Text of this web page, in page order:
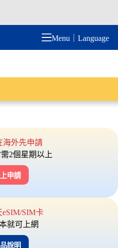
Menu｜Language
海外先申請
2個星期以上
申請
eSIM/SIM卡
就可上網
說明